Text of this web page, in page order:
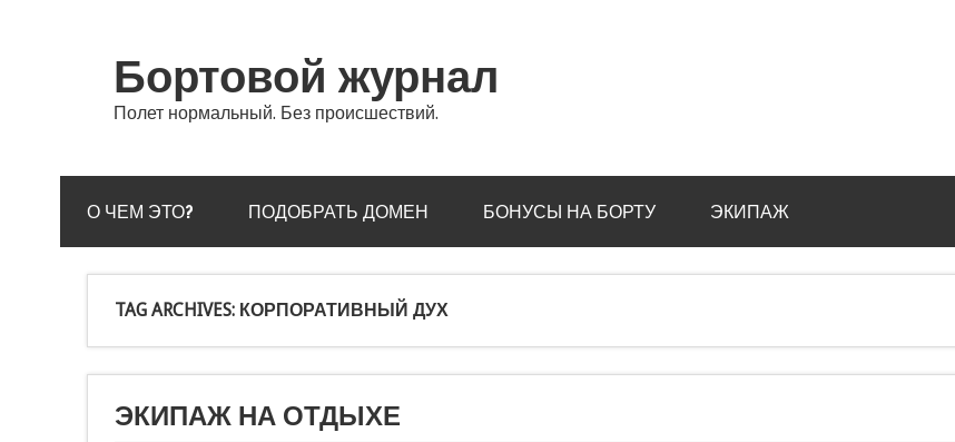
Бортовой журнал
Полет нормальный. Без происшествий.
О ЧЕМ ЭТО? ПОДОБРАТЬ ДОМЕН БОНУСЫ НА БОРТУ ЭКИПАЖ
TAG ARCHIVES: КОРПОРАТИВНЫЙ ДУХ
ЭКИПАЖ НА ОТДЫХЕ